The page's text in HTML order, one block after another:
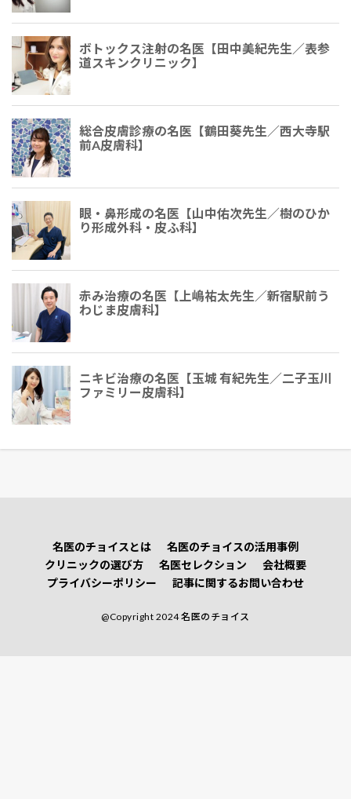
ボトックス注射の名医【田中美紀先生／表参
道スキンクリニック】
総合皮膚診療の名医【鶴田葵先生／西大寺駅
前A皮膚科】
眼・鼻形成の名医【山中佑次先生／樹のひか
り形成外科・皮ふ科】
赤み治療の名医【上嶋祐太先生／新宿駅前う
わじま皮膚科】
ニキビ治療の名医【玉城 有紀先生／二子玉川
ファミリー皮膚科】
名医のチョイスとは
名医のチョイスの活用事例
クリニックの選び方
名医セレクション
会社概要
プライバシーポリシー
記事に関するお問い合わせ
@Copyright 2024 名医のチョイス